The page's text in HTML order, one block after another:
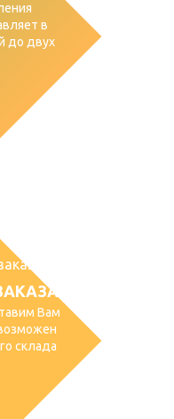
в
до двух
Вам
склада